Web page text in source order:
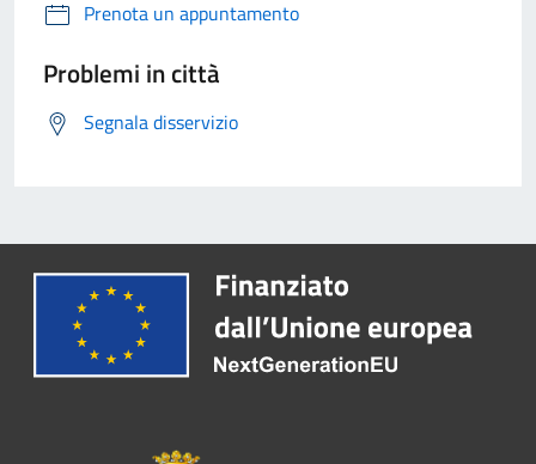
Prenota un appuntamento
Problemi in città
Segnala disservizio